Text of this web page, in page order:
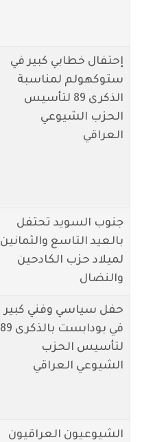
إحتفال خطابي كبير في
ستوكهولم لمناسبة
الذكرى 89 لتأسيس
الحزب الشيوعي
العراقي
جنوب السويد تحتفل
بالعيد التاسع والثمانين
لميلاد حزب الكادحين
والنضال
حفل سياسي وفني كبير
في بودابست بالذكرى 89
لتأسيس الحزب
الشيوعي العراقي
الشيوعيون العراقيون